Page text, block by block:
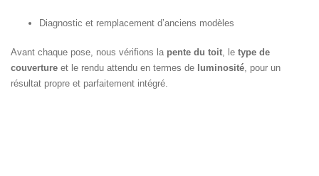
Diagnostic et remplacement d’anciens modèles
Avant chaque pose, nous vérifions la pente du toit, le type de
couverture et le rendu attendu en termes de luminosité, pour un
résultat propre et parfaitement intégré.